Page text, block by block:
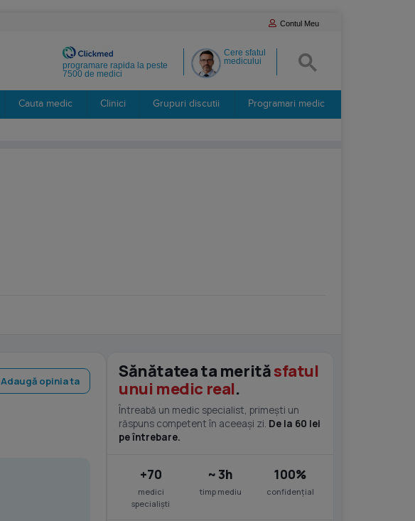
Contul Meu
Cere sfatul
medicului
programare rapida la peste
7500 de medici
Cauta medic Clinici Grupuri discutii Programari medic
Adaugă opinia ta Sănătatea ta merităsfatul
unui medic real.
Întreabă un medic specialist, primești un
răspuns competent în aceeași zi. De la 60 lei
pe întrebare.
+70
medici
specialiști
~ 3h
timp mediu
100%
confidențial